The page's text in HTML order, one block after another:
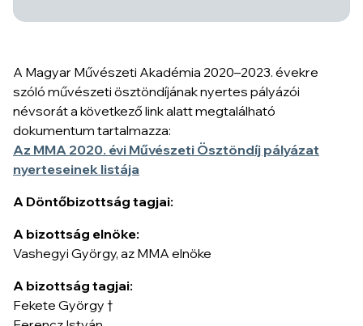
A Magyar Művészeti Akadémia 2020–2023. évekre
szóló művészeti ösztöndíjának nyertes pályázói
névsorát a következő link alatt megtalálható
dokumentum tartalmazza:
Az MMA 2020. évi Művészeti Ösztöndíj pályázat
nyerteseinek listája
A Döntőbizottság tagjai:
A bizottság elnöke:
Vashegyi György, az MMA elnöke
A bizottság tagjai:
Fekete György †